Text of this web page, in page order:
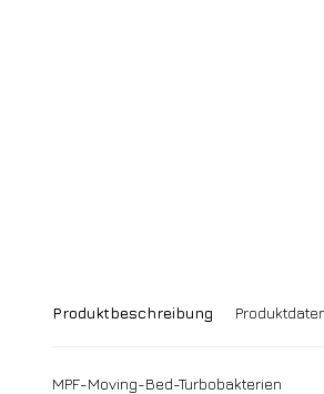
Produktbeschreibung
MPF-Moving-Bed-Turbobakterien